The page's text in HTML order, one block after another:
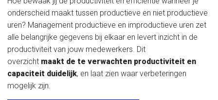
onderscheid maakt tussen productieve en niet productieve
uren? Management productieve en improductieve uren zet
alle belangrijke gegevens bij elkaar en levert inzicht in de
productiviteit van jouw medewerkers. Dit
overzicht maakt de te verwachten productiviteit en
capaciteit duidelijk, en laat zien waar verbeteringen
mogelijk zijn.